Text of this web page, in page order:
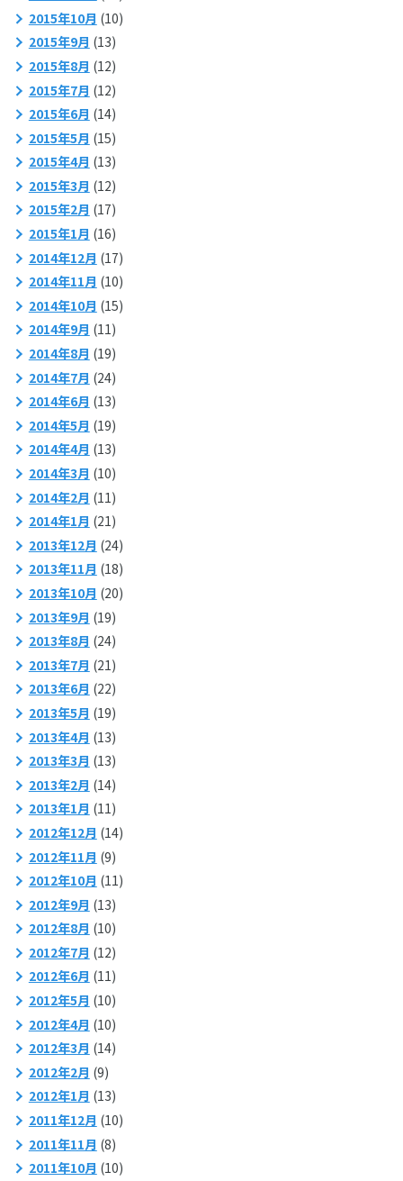
2015年10月 (10)
2015年9月 (13)
2015年8月 (12)
2015年7月 (12)
2015年6月 (14)
2015年5月 (15)
2015年4月 (13)
2015年3月 (12)
2015年2月 (17)
2015年1月 (16)
2014年12月 (17)
2014年11月 (10)
2014年10月 (15)
2014年9月 (11)
2014年8月 (19)
2014年7月 (24)
2014年6月 (13)
2014年5月 (19)
2014年4月 (13)
2014年3月 (10)
2014年2月 (11)
2014年1月 (21)
2013年12月 (24)
2013年11月 (18)
2013年10月 (20)
2013年9月 (19)
2013年8月 (24)
2013年7月 (21)
2013年6月 (22)
2013年5月 (19)
2013年4月 (13)
2013年3月 (13)
2013年2月 (14)
2013年1月 (11)
2012年12月 (14)
2012年11月 (9)
2012年10月 (11)
2012年9月 (13)
2012年8月 (10)
2012年7月 (12)
2012年6月 (11)
2012年5月 (10)
2012年4月 (10)
2012年3月 (14)
2012年2月 (9)
2012年1月 (13)
2011年12月 (10)
2011年11月 (8)
2011年10月 (10)